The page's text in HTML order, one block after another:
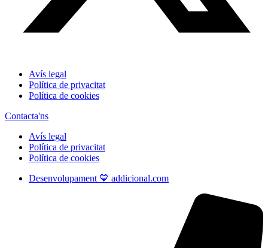
Avís legal
Política de privacitat
Política de cookies
Contacta'ns
Avís legal
Política de privacitat
Política de cookies
Desenvolupament 💙 addicional.com